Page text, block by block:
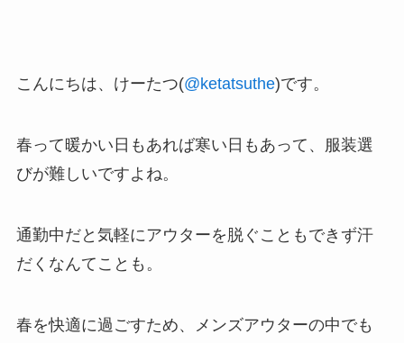
こんにちは、けーたつ(@ketatsuthe)です。
春って暖かい日もあれば寒い日もあって、服装選
びが難しいですよね。
通勤中だと気軽にアウターを脱ぐこともできず汗
だくなんてことも。
春を快適に過ごすため、メンズアウターの中でも